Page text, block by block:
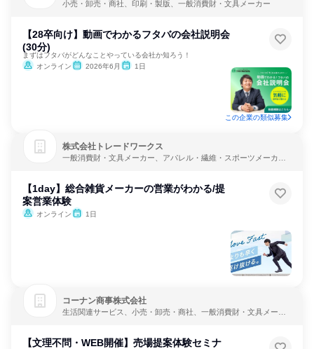
小売・卸売・商社、印刷・製版、一般消費財・文具メーカー
【28卒向け】動画でわかるフタバの会社説明会
(30分)
まずはフタバがどんなことやっている会社か知ろう！
オンライン
2026年6月 1日
この企業の類似募集
株式会社トレードワークス
一般消費財・文具メーカー、アパレル・繊維・スポーツメーカ
【1day】総合雑貨メーカーの営業がわかる/提
案営業体験
オンライン 1日
コーナン商事株式会社
生活関連サービス、小売・卸売・商社、一般消費財・文具メーカ
【文理不問・WEB開催】売場提案体験セミナ